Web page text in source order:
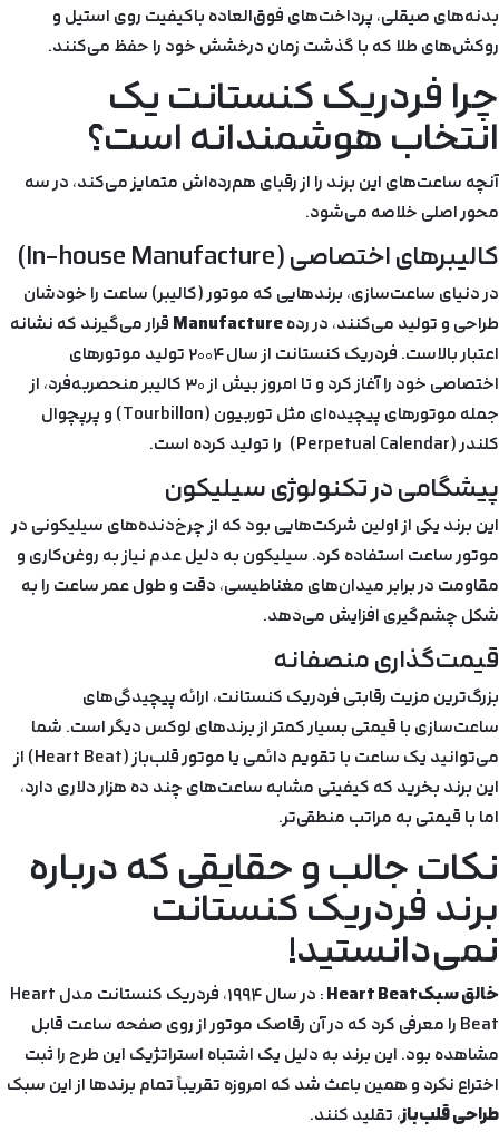
بدنه‌های صیقلی، پرداخت‌های فوق‌العاده باکیفیت روی استیل و
روکش‌های طلا که با گذشت زمان درخشش خود را حفظ می‌کنند.
چرا فردریک کنستانت یک
انتخاب هوشمندانه است؟
آنچه ساعت‌های این برند را از رقبای هم‌رده‌اش متمایز می‌کند، در سه
محور اصلی خلاصه می‌شود.
کالیبرهای اختصاصی (In-house Manufacture)
در دنیای ساعت‌سازی، برندهایی که موتور (کالیبر) ساعت را خودشان
طراحی و تولید می‌کنند، در ردهManufactureقرار می‌گیرند که نشانه
اعتبار بالاست. فردریک کنستانت از سال ۲۰۰۴ تولید موتورهای
اختصاصی خود را آغاز کرد و تا امروز بیش از ۳۰ کالیبر منحصربه‌فرد، از
جمله موتورهای پیچیده‌ای مثل توربیون (Tourbillon) و پرپچوال
کلندر (Perpetual Calendar) را تولید کرده است.
پیشگامی در تکنولوژی سیلیکون
این برند یکی از اولین شرکت‌هایی بود که از چرخ‌دنده‌های سیلیکونی در
موتور ساعت استفاده کرد. سیلیکون به دلیل عدم نیاز به روغن‌کاری و
مقاومت در برابر میدان‌های مغناطیسی، دقت و طول عمر ساعت را به
شکل چشم‌گیری افزایش می‌دهد.
قیمت‌گذاری منصفانه
بزرگ‌ترین مزیت رقابتی فردریک کنستانت، ارائه پیچیدگی‌های
ساعت‌سازی با قیمتی بسیار کمتر از برندهای لوکس دیگر است. شما
می‌توانید یک ساعت با تقویم دائمی یا موتور قلب‌باز (Heart Beat) از
این برند بخرید که کیفیتی مشابه ساعت‌های چند ده هزار دلاری دارد،
اما با قیمتی به مراتب منطقی‌تر.
نکات جالب و حقایقی که درباره
برند فردریک کنستانت
نمی‌دانستید!
خالق سبکHeart Beat
: در سال ۱۹۹۴، فردریک کنستانت مدل Heart
Beat را معرفی کرد که در آن رقاصک موتور از روی صفحه ساعت قابل
مشاهده بود. این برند به دلیل یک اشتباه استراتژیک این طرح را ثبت
اختراع نکرد و همین باعث شد که امروزه تقریباً تمام برندها از این سبک
طراحی قلب‌باز، تقلید کنند.